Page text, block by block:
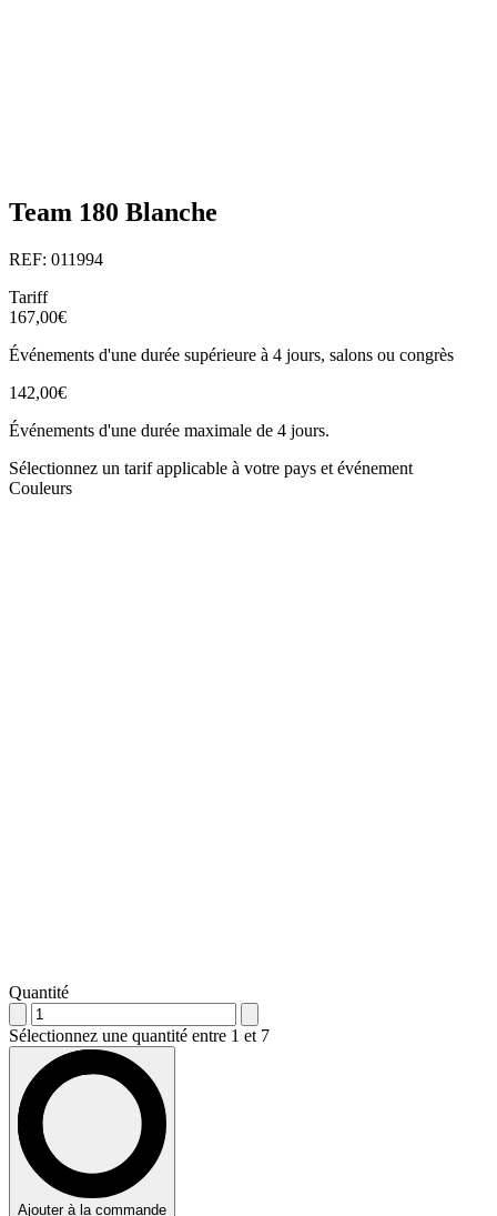
Team 180 Blanche
REF: 011994
Tariff
167,00€
Événements d'une durée supérieure à 4 jours, salons ou congrès
142,00€
Événements d'une durée maximale de 4 jours.
Sélectionnez un tarif applicable à votre pays et événement
Couleurs
Quantité
Sélectionnez une quantité entre 1 et 7
Ajouter à la commande